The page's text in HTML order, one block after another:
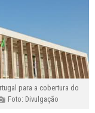
para a cobertura do
Foto: Divulgação